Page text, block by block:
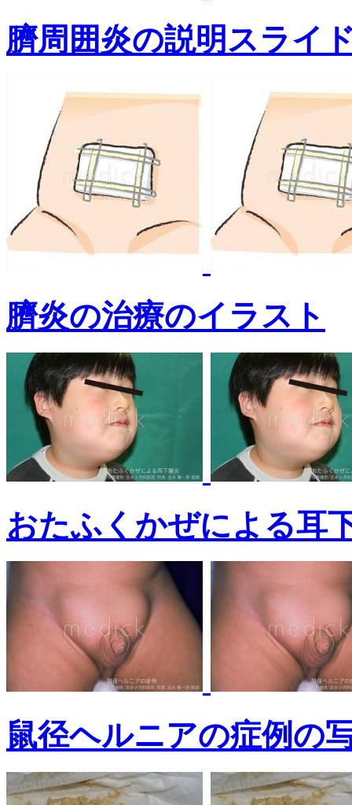
臍周囲炎の説明スライ
臍炎の治療のイラスト
おたふくかぜによる耳
鼠径ヘルニアの症例の